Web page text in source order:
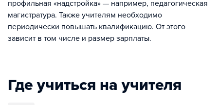
профильная «надстройка» — например, педагогическая
магистратура. Также учителям необходимо
периодически повышать квалификацию. От этого
зависит в том числе и размер зарплаты.
Где учиться на учителя